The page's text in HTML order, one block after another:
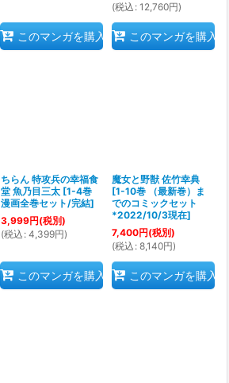
このマンガを購入
(税込 : 12,760円)
このマンガを購入
ちらん 特攻兵の幸福食
堂 魚乃目三太 [1-4巻
漫画全巻セット/完結]
3,999円(税別)
(税込 : 4,399円)
このマンガを購入
魔女と野獣 佐竹幸典
[1-10巻 （最新巻）ま
でのコミックセット
*2022/10/3現在]
7,400円(税別)
(税込 : 8,140円)
このマンガを購入